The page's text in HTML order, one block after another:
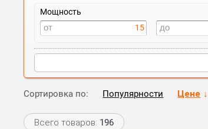
Мощность
15
Сортировка по: Популярности Цене
Всего товаров: 196